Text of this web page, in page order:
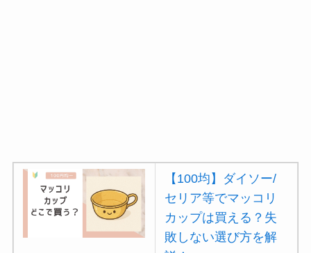
【100均】ダイソー/
セリア等でマッコリ
カップは買える？失
敗しない選び方を解